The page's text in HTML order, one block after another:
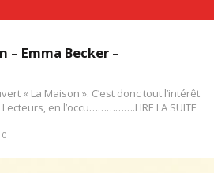
– Emma Becker –
« La Maison ». C’est donc tout l’intérêt
en l’occu…………….LIRE LA SUITE
0